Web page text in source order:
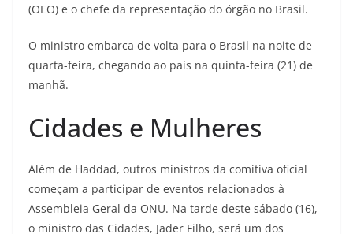
(OEO) e o chefe da representação do órgão no Brasil.
O ministro embarca de volta para o Brasil na noite de
quarta-feira, chegando ao país na quinta-feira (21) de
manhã.
Cidades e Mulheres
Além de Haddad, outros ministros da comitiva oficial
começam a participar de eventos relacionados à
Assembleia Geral da ONU. Na tarde deste sábado (16),
o ministro das Cidades, Jader Filho, será um dos